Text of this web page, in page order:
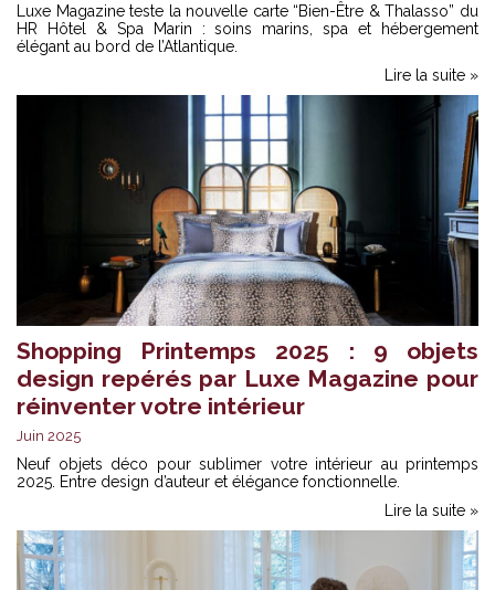
Luxe Magazine teste la nouvelle carte “Bien-Être & Thalasso” du
HR Hôtel & Spa Marin : soins marins, spa et hébergement
élégant au bord de l’Atlantique.
Lire la suite »
Shopping Printemps 2025 : 9 objets
design repérés par Luxe Magazine pour
réinventer votre intérieur
Juin 2025
Neuf objets déco pour sublimer votre intérieur au printemps
2025. Entre design d’auteur et élégance fonctionnelle.
Lire la suite »